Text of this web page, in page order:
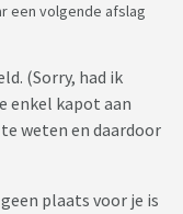
een volgende afslag
(Sorry, had ik
enkel kapot aan
weten en daardoor
plaats voor je is